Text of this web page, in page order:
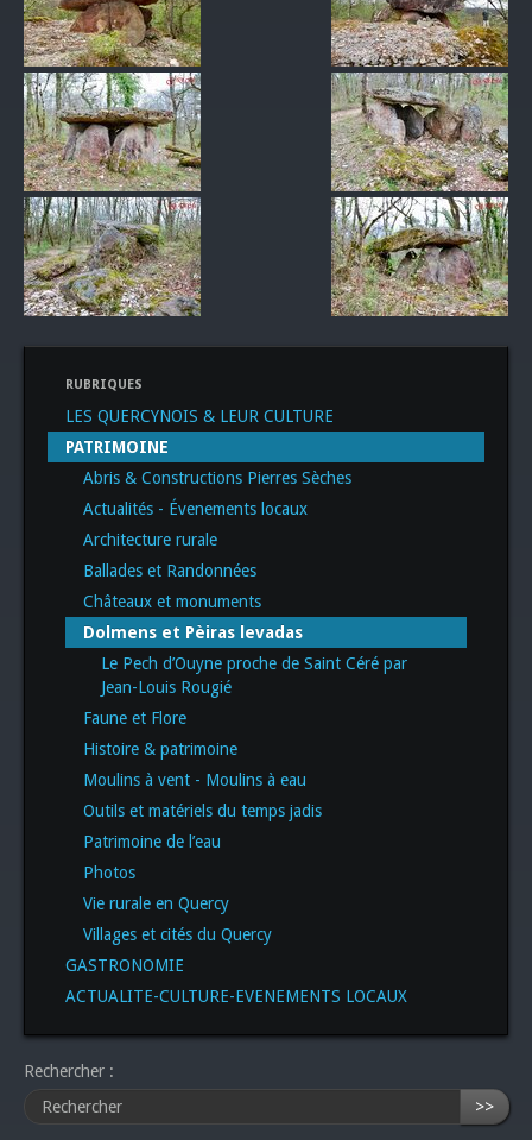
RUBRIQUES
LES QUERCYNOIS & LEUR CULTURE
PATRIMOINE
Abris & Constructions Pierres Sèches
Actualités - Évenements locaux
Architecture rurale
Ballades et Randonnées
Châteaux et monuments
Dolmens et Pèiras levadas
Le Pech d’Ouyne proche de Saint Céré par
Jean-Louis Rougié
Faune et Flore
Histoire & patrimoine
Moulins à vent - Moulins à eau
Outils et matériels du temps jadis
Patrimoine de l’eau
Photos
Vie rurale en Quercy
Villages et cités du Quercy
GASTRONOMIE
ACTUALITE-CULTURE-EVENEMENTS LOCAUX
Rechercher :
>>